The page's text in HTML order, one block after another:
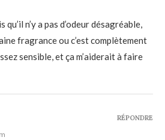
n’y a pas d’odeur désagréable,
fragrance ou c’est complètement
sensible, et ça m’aiderait à faire
RÉPONDRE